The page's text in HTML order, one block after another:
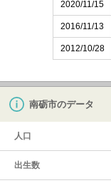
2020/11/15
2016/11/13
2012/10/28
南砺市のデータ
人口
出生数